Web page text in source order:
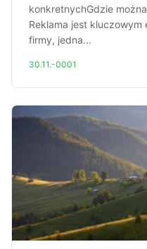
konkretnychGdzie
Reklama jest
firmy, jedna...
30.11.-0001